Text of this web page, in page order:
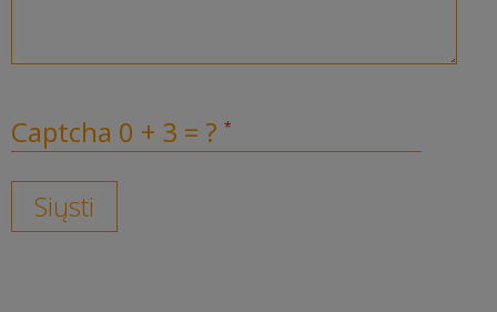
Captcha 0 + 3 = ?
Siųsti